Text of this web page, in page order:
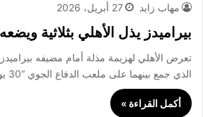
مهاب زايد 27 أبريل، 2026
بيراميدز يذل الأهلي بثلاثية
الذي جمع بينهما على ملعب الدفاع الجوي “30 يونيو”،…
أكمل القراءة »